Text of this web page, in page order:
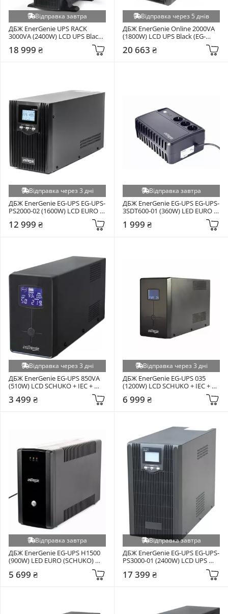
Відправка завтра
ДБЖ EnerGenie UPS RACK
3000VA (2400W) LCD UPS Black
18 999 ₴
Відправка через 5 днів
ДБЖ EnerGenie Online 2000VA
(1800W) LCD UPS Black (EG-
20 663 ₴
Відправка через 3 дні
ДБЖ EnerGenie EG-UPS EG-UPS-
PS2000-02 (1600W) LCD EURO
(SCHUKO) + USB Black (EG-UPS-
PS2000-02)
12 999 ₴
Відправка завтра
ДБЖ EnerGenie EG-UPS EG-UPS-
3SDT600-01 (360W) LED EURO
3SDT600-01)
1 999 ₴
Відправка через 3 дні
ДБЖ EnerGenie EG-UPS 850VA
(510W) LCD SCHUKO + IEC +
3 499 ₴
Відправка через 3 дні
ДБЖ EnerGenie EG-UPS 035
(1200W) LCD SCHUKO + IEC +
6 999 ₴
Відправка завтра
ДБЖ EnerGenie EG-UPS H1500
(900W) LED EURO (SCHUKO)
5 699 ₴
Відправка завтра
ДБЖ EnerGenie EG-UPS EG-UPS-
PS3000-01 (2400W) LCD UPS
17 399 ₴